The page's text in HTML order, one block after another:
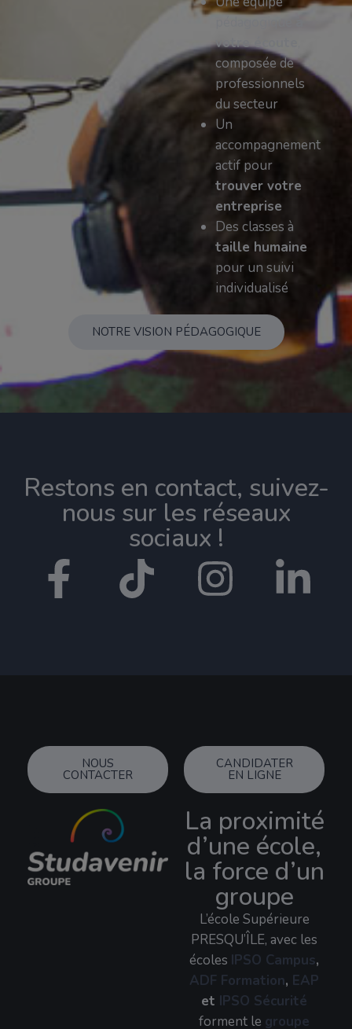
votre écoute
composée de
professionnels
du secteur
Un
accompagnement
actif pour
trouver votre
entreprise
Des classes à
taille humaine
pour un suivi
individualisé
NOTRE VISION PÉDAGOGIQUE
Restons en contact, suivez-
nous sur les réseaux
sociaux !​
NOUS
CONTACTER
CANDIDATER
EN LIGNE
La proximité
d’une école,
la force d’un
groupe
L’école Supérieure
PRESQU’ÎLE, avec les
écoles IPSO Campus,
ADF Formation, EAP
et IPSO Sécurité
forment le groupe